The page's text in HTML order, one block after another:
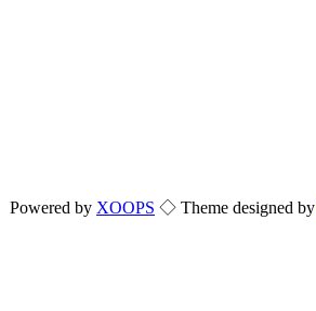
Powered by XOOPS ◇ Theme designed by